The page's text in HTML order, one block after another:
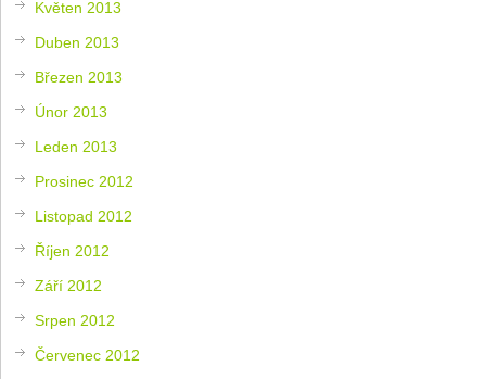
Květen 2013
Duben 2013
Březen 2013
Únor 2013
Leden 2013
Prosinec 2012
Listopad 2012
Říjen 2012
Září 2012
Srpen 2012
Červenec 2012